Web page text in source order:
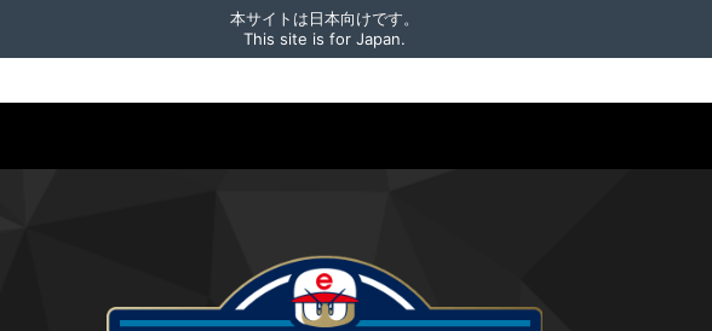
本サイトは日本向けです。
This site is for Japan.